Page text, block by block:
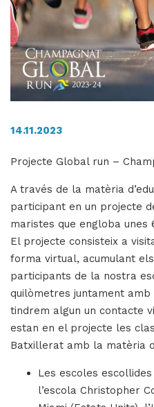
14.11.2023
Projecte Global run –
A través de la matèria
participant en un projecte
maristes que engloba unes
El projecte consisteix a
forma virtual, acumulant
participants de la nostra
quilòmetres juntament
tindrem algun un contacte
estan en el projecte les
Batxillerat amb la matèria
Les escoles
l’escola Christopher